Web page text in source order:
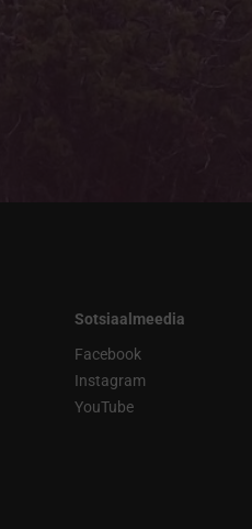
Sotsiaalmeedia
Facebook
Instagram
YouTube